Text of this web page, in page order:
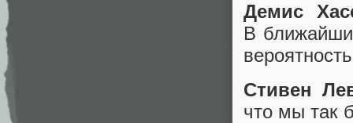
Демис
В
Стивен
что мы так